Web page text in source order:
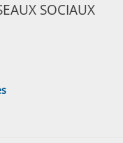
SOCIAUX